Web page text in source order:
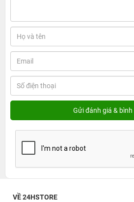
VỀ 24HSTORE